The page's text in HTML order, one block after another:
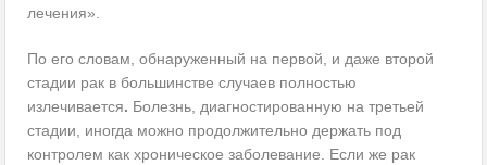
лечения».
По его словам, обнаруженный на первой, и даже второй
стадии рак в большинстве случаев полностью
излечивается. Болезнь, диагностированную на третьей
стадии, иногда можно продолжительно держать под
контролем как хроническое заболевание. Если же рак